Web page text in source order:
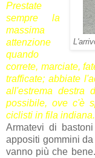
Prestate
sempre la
massima
attenzione
quando
correte, marciate,
trafficate; abbiate
all'estrema destra
possibile, ove c'è
ciclisti in fila indiana.
Armatevi di
appositi gommini
vanno più che